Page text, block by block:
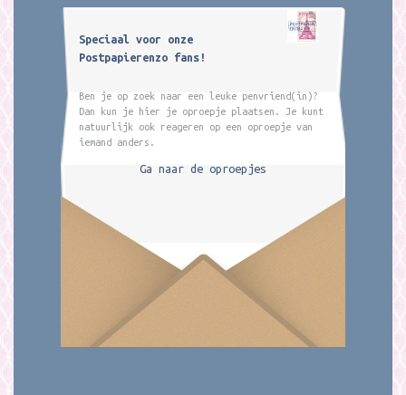
Speciaal voor onze
Postpapierenzo fans!
Ben je op zoek naar een leuke penvriend(in)?
Dan kun je hier je oproepje plaatsen. Je kunt
natuurlijk ook reageren op een oproepje van
iemand anders.
Ga naar de oproepjes